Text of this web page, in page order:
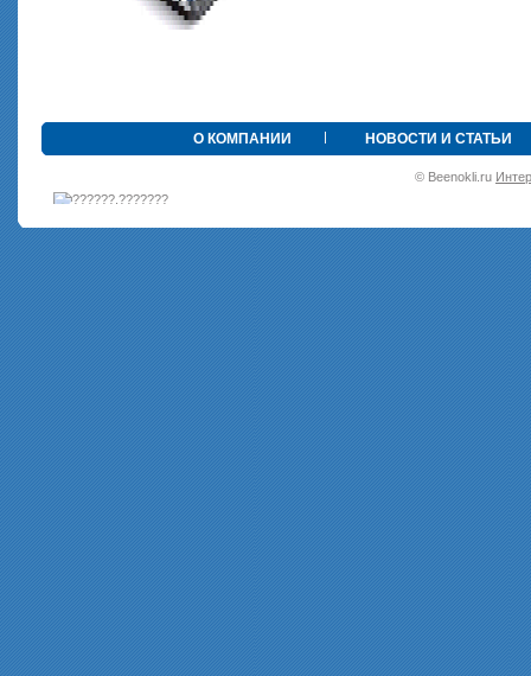
О КОМПАНИИ НОВОСТИ И СТАТЬИ
© Beenokli.ru
•